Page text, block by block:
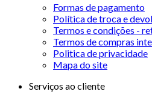
Formas de pagamento
Política de troca e
Termos e condições -
Termos de compras
Politica de privacidade
Mapa do site
Serviços ao cliente